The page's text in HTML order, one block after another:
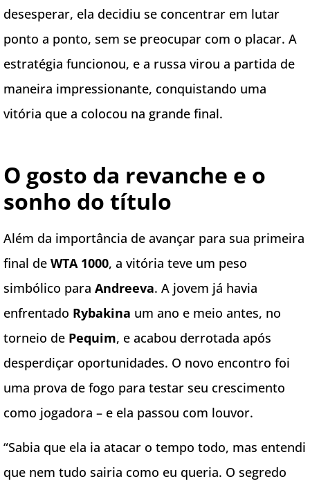
desesperar, ela decidiu se concentrar em lutar
ponto a ponto, sem se preocupar com o placar. A
estratégia funcionou, e a russa virou a partida de
maneira impressionante, conquistando uma
vitória que a colocou na grande final.
O gosto da revanche e o
sonho do título
Além da importância de avançar para sua primeira
final de WTA 1000, a vitória teve um peso
simbólico para Andreeva. A jovem já havia
enfrentado Rybakina um ano e meio antes, no
torneio de Pequim, e acabou derrotada após
desperdiçar oportunidades. O novo encontro foi
uma prova de fogo para testar seu crescimento
como jogadora – e ela passou com louvor.
“Sabia que ela ia atacar o tempo todo, mas entendi
que nem tudo sairia como eu queria. O segredo